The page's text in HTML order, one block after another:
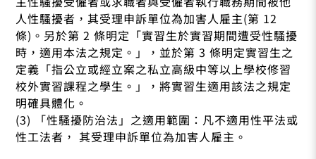
人性騷擾者，其受理申訴單位為加害人雇主(第 12
條)。另於第 2 條明定「實習生於實習期間遭受性騷擾
時，適用本法之規定。」，並於第 3 條明定實習生之
定義「指公立或經立案之私立高級中等以上學校修習
校外實習課程之學生。」，將實習生適用該法之規定
明確具體化。
(3) 「性騷擾防治法」之適用範圍：凡不適用性平法或
性工法者， 其受理申訴單位為加害人雇主。